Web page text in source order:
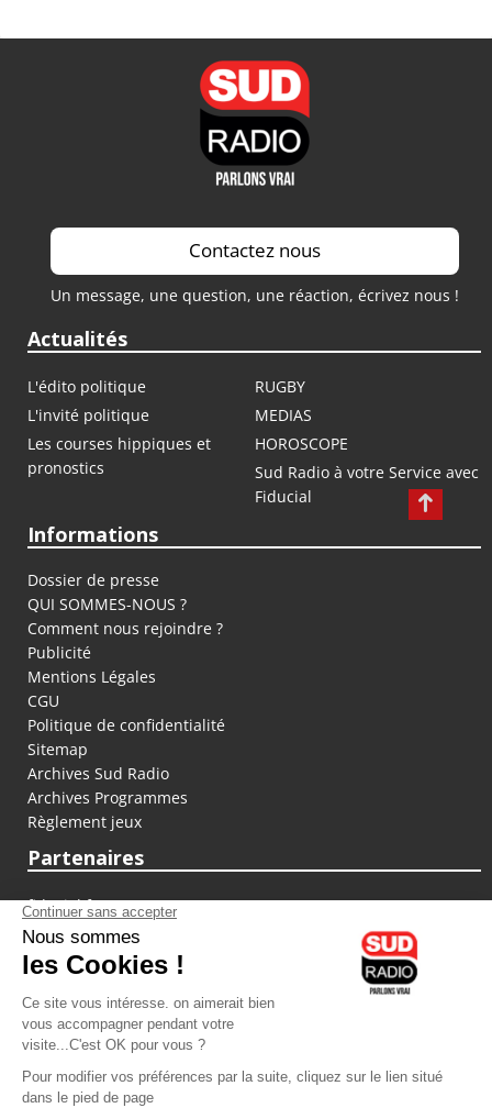
Contactez nous
Un message, une question, une réaction, écrivez nous !
Actualités
L'édito politique
RUGBY
L'invité politique
MEDIAS
Les courses hippiques et
pronostics
HOROSCOPE
Sud Radio à votre Service avec
Fiducial
Informations
Dossier de presse
QUI SOMMES-NOUS ?
Comment nous rejoindre ?
Publicité
Mentions Légales
CGU
Politique de confidentialité
Sitemap
Archives Sud Radio
Archives Programmes
Règlement jeux
Partenaires
fiducial.fr
lyoncapitale.fr
olympique-et-lyonnais.com
L'application Iphone / Android
Téléchargez l'application